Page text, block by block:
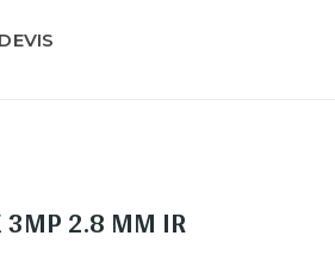
DEVIS
3MP 2.8 MM IR